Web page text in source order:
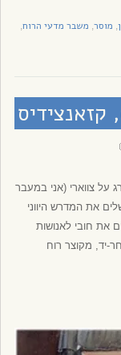
, מוסר, משבר מדעי הרוח,
על צווארי (אני במעבר
את המדרש היווני
את חובי לאנושות
יד, מקוצר רוח